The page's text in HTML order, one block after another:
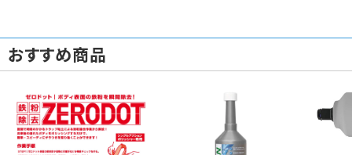
おすすめ商品